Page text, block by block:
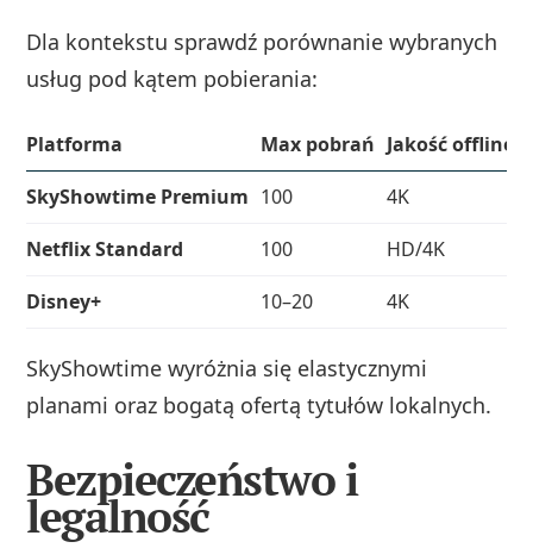
Dla kontekstu sprawdź porównanie wybranych
usług pod kątem pobierania:
Platforma Max pobrań Jakość offline
SkyShowtime Premium 100 4K
Netflix Standard
100 HD/4K
Disney+
10–20 4K
SkyShowtime wyróżnia się elastycznymi
planami oraz bogatą ofertą tytułów lokalnych.
Bezpieczeństwo i
legalność